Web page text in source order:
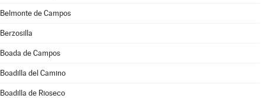
Belmonte de Campos
Berzosilla
Boada de Campos
Boadilla del Camino
Boadilla de Rioseco